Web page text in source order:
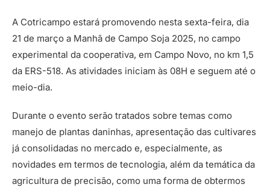
A Cotricampo estará promovendo nesta sexta-feira, dia
21 de março a Manhã de Campo Soja 2025, no campo
experimental da cooperativa, em Campo Novo, no km 1,5
da ERS-518. As atividades iniciam às 08H e seguem até o
meio-dia.
Durante o evento serão tratados sobre temas como
manejo de plantas daninhas, apresentação das cultivares
já consolidadas no mercado e, especialmente, as
novidades em termos de tecnologia, além da temática da
agricultura de precisão, como uma forma de obtermos